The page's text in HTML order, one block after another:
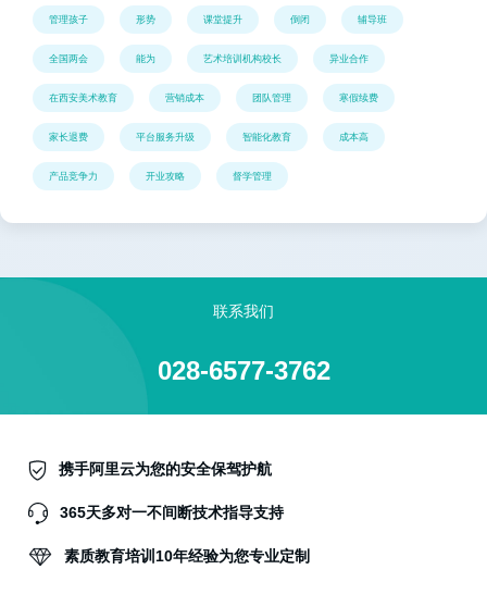
管理孩子 形势 课堂提升 倒闭 辅导班
全国两会 能为 艺术培训机构校长 异业合作
在西安美术教育 营销成本 团队管理 寒假续费
家长退费 平台服务升级 智能化教育 成本高
产品竞争力 开业攻略 督学管理
联系我们
028-6577-3762
携手阿里云为您的安全保驾护航
365天多对一不间断技术指导支持
素质教育培训10年经验为您专业定制